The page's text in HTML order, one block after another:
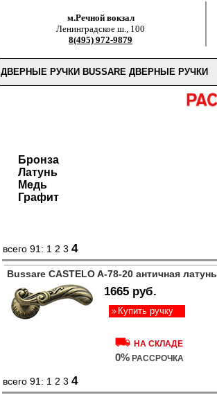
м.Речной вокзал
Ленинградское ш., 100
8(495) 972-9879
ДВЕРНЫЕ РУЧКИ BUSSARE ДВЕРНЫЕ РУЧКИ
Бронза
Латунь
Медь
Графит
всего 91: 1 2 3 4
Bussare CASTELO A-78-20 античная латунь
1665 руб.
Купить ручку
НА СКЛАДЕ
0% РАССРОЧКА
всего 91: 1 2 3 4